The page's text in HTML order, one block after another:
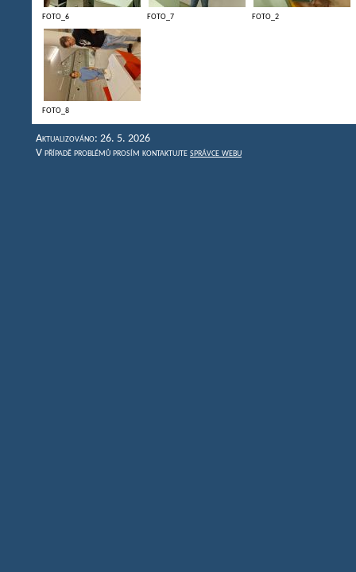
FOTO_6 FOTO_7 FOTO_2
FOTO_8
Aktualizováno: 26. 5. 2026
V případě problémů prosím kontaktujte správce webu